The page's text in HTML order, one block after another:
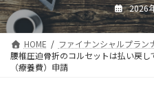
2026
HOME
ファイナンシャルプラン
腰椎圧迫骨折のコルセットは払い戻
（療養費）申請